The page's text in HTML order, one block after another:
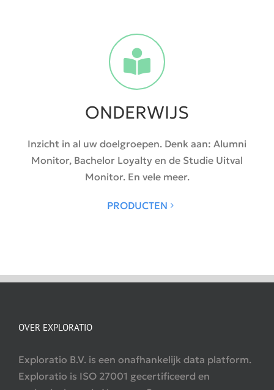
ONDERWIJS
Inzicht in al uw doelgroepen. Denk aan: Alumni
Monitor, Bachelor Loyalty en de Studie Uitval
Monitor. En vele meer.
PRODUCTEN
OVER EXPLORATIO
Exploratio B.V. is een onafhankelijk data platform.
Exploratio is ISO 27001 gecertificeerd en